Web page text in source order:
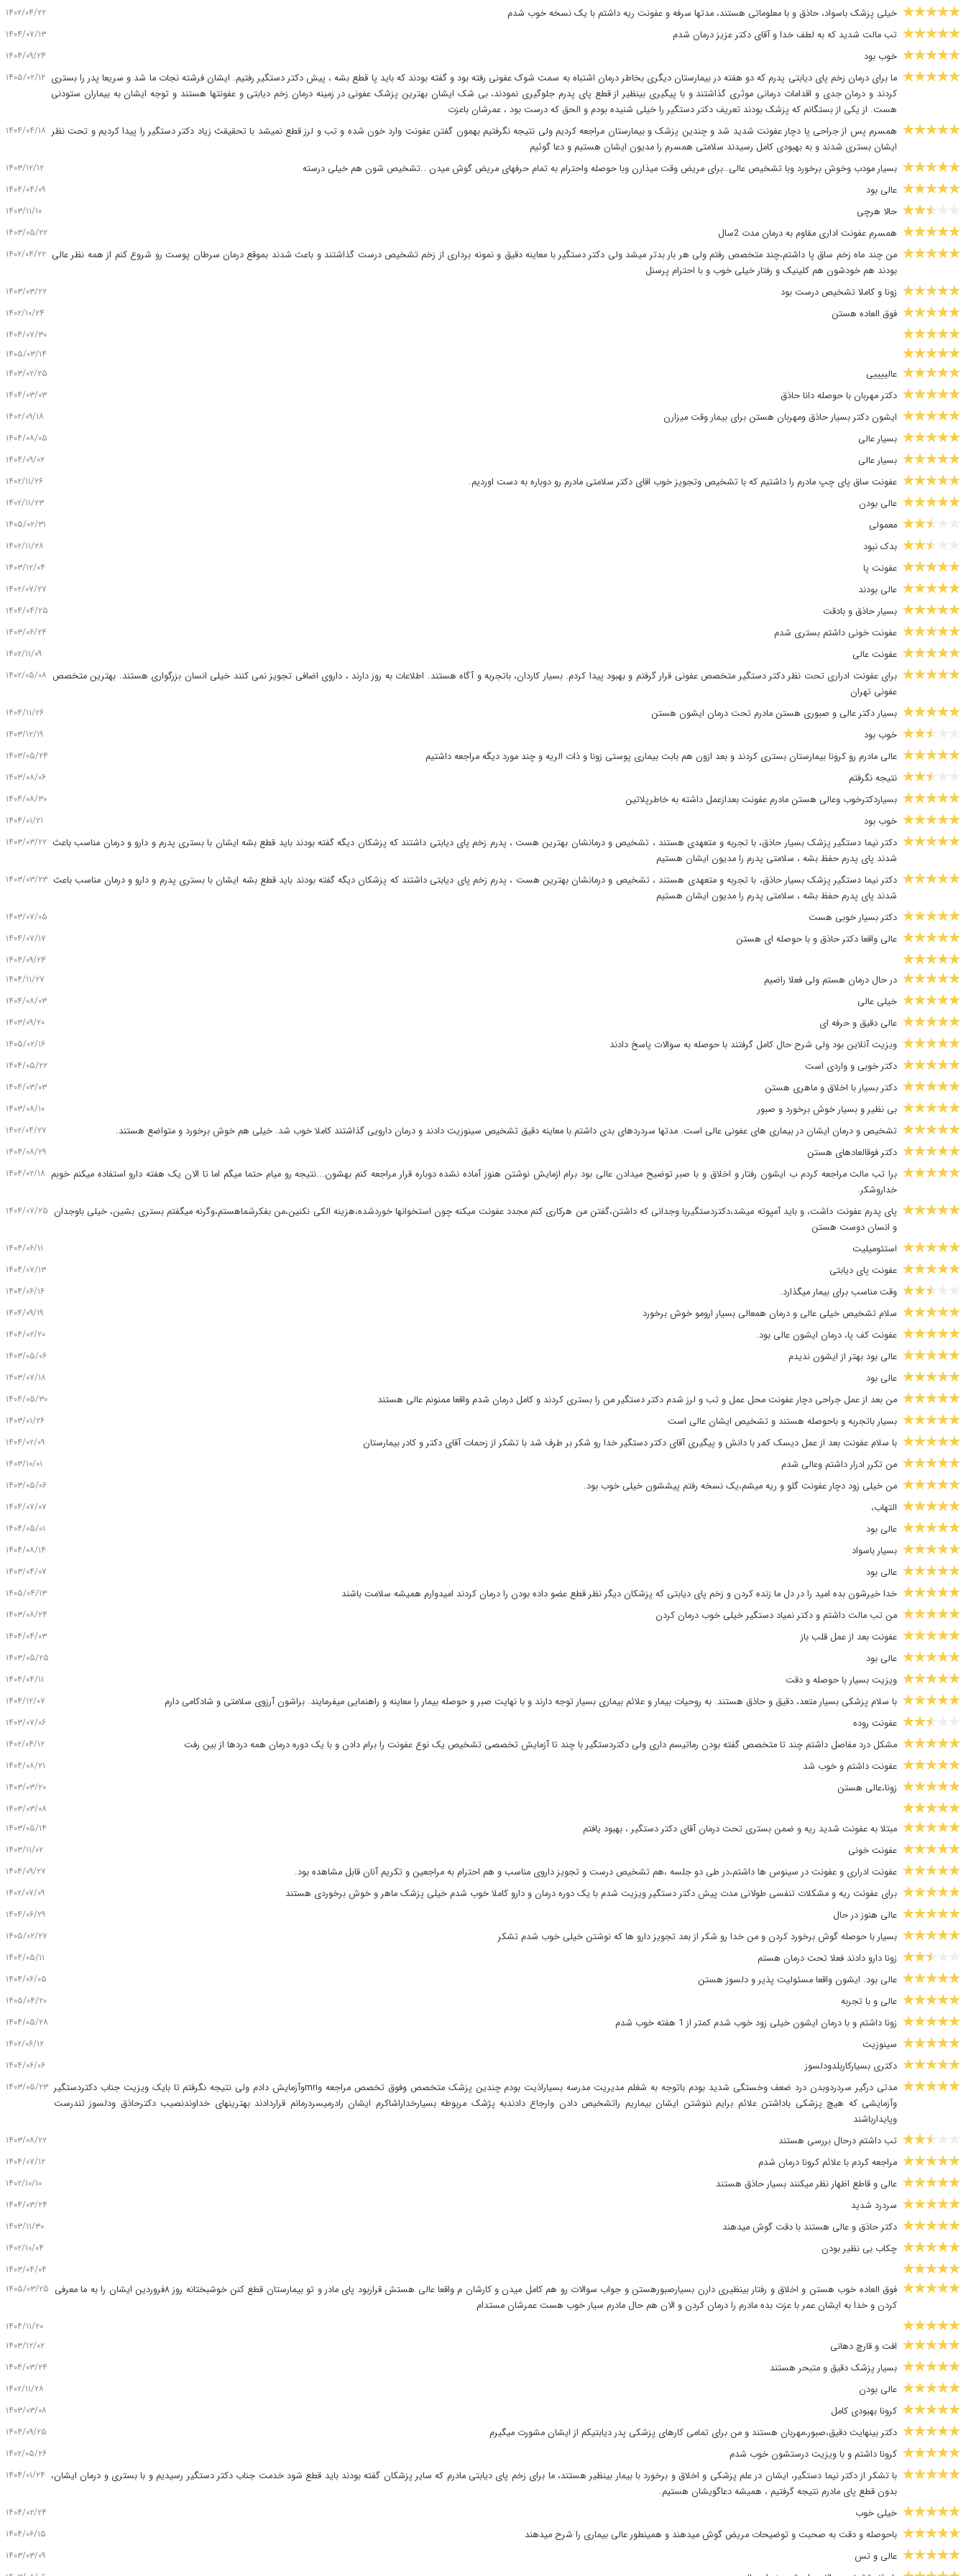
خیلی پزشک باسواد، حاذق و با معلوماتی هستند، مدتها سرفه و عفونت ریه داشتم با یک نسخه خوب شدم ۱۴۰۲/۰۴/۲۲
تب مالت شدید که به لطف خدا و آقای دکتر عزیز درمان شدم ۱۴۰۴/۰۷/۱۳
خوب بود ۱۴۰۴/۰۹/۲۴
ما برای درمان زخم پای دیابتی پدرم که دو هفته در بیمارستان دیگری بخاطر درمان اشتباه به سمت شوک عفونی رفته بود و گفته بودند که باید پا قطع بشه ، پیش دکتر دستگیر رفتیم. ایشان فرشته نجات ما شد و سریعا پدر را بستری
کردند و درمان جدی و اقدامات درمانی موثری گذاشتند و با پیگیری بینظیر از قطع پای پدرم جلوگیری نمودند، بی شک ایشان بهترین پزشک عفونی در زمینه درمان زخم دیابتی و عفونتها هستند و توجه ایشان به بیماران ستودنی
هست. از یکی از بستگانم که پزشک بودند تعریف دکتر دستگیر را خیلی شنیده بودم و الحق که درست بود ، عمرشان باعزت
۱۴۰۵/۰۲/۱۲
همسرم پس از جراحی پا دچار عفونت شدید شد و چندین پزشک و بیمارستان مراجعه کردیم ولی نتیجه نگرفتیم بهمون گفتن عفونت وارد خون شده و تب و لرز قطع نمیشد با تحقیقث زیاد دکتر دستگیر را پیدا کردیم و تحت نظر
ایشان بستری شدند و به بهبودی کامل رسیدند سلامتی همسرم را مدیون ایشان هستیم و دعا گوئیم
۱۴۰۴/۰۴/۱۸
بسیار مودب وخوش برخورد وبا تشخیص عالی..برای مریض وقت میذارن وبا حوصله واحترام به تمام حرفهای مریض گوش میدن ..تشخیص شون هم خیلی درسته ۱۴۰۳/۱۲/۱۲
عالی بود ۱۴۰۴/۰۴/۰۹
حالا هرچی ۱۴۰۳/۱۱/۱۰
همسرم عفونت اداری مقاوم به درمان مدت 2سال ۱۴۰۳/۰۵/۲۲
من چند ماه زخم ساق پا داشتم،چند متخصص رفتم ولی هر بار بدتر میشد ولی دکتر دستگیر با معاینه دقیق و نمونه برداری از زخم تشخیص درست گذاشتند و باعث شدند بموقع درمان سرطان پوست رو شروع کنم از همه نظر عالی
بودند هم خودشون هم کلینیک و رفتار خیلی خوب و با احترام پرسنل
۱۴۰۲/۰۴/۲۲
زونا و کاملا تشخیص درست بود ۱۴۰۳/۰۳/۲۲
فوق العاده هستن
۱۴۰۲/۱۰/۲۴
۱۴۰۴/۰۷/۳۰
۱۴۰۵/۰۳/۱۴
عالییییی ۱۴۰۳/۰۲/۲۵
دکتر مهربان با حوصله دانا حاذق ۱۴۰۴/۰۳/۰۳
ایشون دکتر بسیار حاذق ومهربان هستن برای بیمار وقت میزارن ۱۴۰۲/۰۹/۱۸
بسیار عالی ۱۴۰۴/۰۸/۰۵
بسیار عالی ۱۴۰۴/۰۹/۰۲
عفونت ساق پای چپ مادرم را داشتیم که با تشخیص وتجویز خوب اقای دکتر سلامتی مادرم رو دوباره به دست اوردیم. ۱۴۰۲/۱۱/۲۶
عالی بودن ۱۴۰۲/۱۱/۲۳
معمولی ۱۴۰۵/۰۲/۳۱
بدک نبود ۱۴۰۲/۱۱/۲۸
عفونت پا ۱۴۰۳/۱۲/۰۴
عالی بودند ۱۴۰۲/۰۷/۲۷
بسیار حاذق و بادقت ۱۴۰۴/۰۴/۲۵
عفونت خونی داشتم بستری شدم ۱۴۰۳/۰۶/۲۴
عفونت عالی ۱۴۰۲/۱۱/۰۹
برای عفونت ادراری تحت نظر دکتر دستگیر متخصص عفونی قرار گرفتم و بهبود پیدا کردم. بسیار کاردان، باتجربه و آگاه هستند. اطلاعات به روز دارند ، داروی اضافی تجویز نمی کنند خیلی انسان بزرگواری هستند. بهترین متخصص
عفونی تهران
۱۴۰۲/۰۵/۰۸
بسیار دکتر عالی و صبوری هستن مادرم تحت درمان ایشون هستن ۱۴۰۴/۱۱/۲۶
خوب بود ۱۴۰۳/۱۲/۱۹
عالی مادرم رو کرونا بیمارستان بستری کردند و بعد ازون هم بابت بیماری پوستی زونا و ذات الریه و چند مورد دیگه مراجعه داشتیم ۱۴۰۳/۰۵/۲۴
نتیجه نگرفتم ۱۴۰۳/۰۸/۰۶
بسیاردکترخوب وعالی هستن مادرم عفونت بعدازعمل داشته به خاطرپلاتین ۱۴۰۴/۰۸/۳۰
خوب بود ۱۴۰۴/۰۱/۲۱
دکتر نیما دستگیر پزشک بسیار حاذق، با تجربه و متعهدی هستند ، تشخیص و درمانشان بهترین هست ، پدرم زخم پای دیابتی داشتند که پزشکان دیگه گفته بودند باید قطع بشه ایشان با بستری پدرم و دارو و درمان مناسب باعث
شدند پای پدرم حفظ بشه ، سلامتی پدرم را مدیون ایشان هستیم
۱۴۰۳/۰۳/۲۲
دکتر نیما دستگیر پزشک بسیار حاذق، با تجربه و متعهدی هستند ، تشخیص و درمانشان بهترین هست ، پدرم زخم پای دیابتی داشتند که پزشکان دیگه گفته بودند باید قطع بشه ایشان با بستری پدرم و دارو و درمان مناسب باعث
شدند پای پدرم حفظ بشه ، سلامتی پدرم را مدیون ایشان هستیم
۱۴۰۳/۰۳/۲۳
دکتر بسیار خوبی هست ۱۴۰۳/۰۷/۰۵
عالی واقعا دکتر حاذق و با حوصله ای هستن
۱۴۰۴/۰۷/۱۷
۱۴۰۴/۰۹/۲۴
در حال درمان هستم ولی فعلا راضیم ۱۴۰۴/۱۱/۲۷
خیلی عالی ۱۴۰۴/۰۸/۰۳
عالی دقیق و حرفه ای ۱۴۰۳/۰۹/۲۰
ویزیت آنلاین بود ولی شرح حال کامل گرفتند با حوصله به سوالات پاسخ دادند ۱۴۰۵/۰۲/۱۶
دکتر خوبی و واردی است ۱۴۰۴/۰۵/۲۲
دکتر بسیار با اخلاق و ماهری هستن ۱۴۰۴/۰۳/۰۳
بی نظیر و بسیار خوش برخورد و صبور ۱۴۰۳/۰۸/۱۰
تشخیص و درمان ایشان در بیماری های عفونی عالی است. مدتها سردردهای بدی داشتم.با معاینه دقیق تشخیص سینوزیت دادند و درمان دارویی گذاشتند کاملا خوب شد. خیلی هم خوش برخورد و متواضع هستند. ۱۴۰۲/۰۴/۲۷
دکتر فوقالعادهای هستن ۱۴۰۴/۰۸/۲۹
برا تب مالت مراجعه کردم ب ایشون رفتار و اخلاق و با صبر توضیح میدادن عالی بود برام ازمایش نوشتن هنوز آماده نشده دوباره قرار مراجعه کنم بهشون...نتیجه رو میام حتما میگم اما تا الان یک هفته دارو استفاده میکنم خوبم
خداروشکر.
۱۴۰۴/۰۲/۱۸
پای پدرم عفونت داشت، و باید آمپوته میشد،دکتردستگیربا وجدانی که داشتن،گفتن من هرکاری کنم مجدد عفونت میکنه چون استخوانها خوردشده،هزینه الکی نکنین،من بفکرشماهستم،وگرنه میگفتم بستری بشین، خیلی باوجدان
و انسان دوست هستن
۱۴۰۴/۰۷/۲۵
استئومیلیت ۱۴۰۴/۰۶/۱۱
عفونت پای دیابتی ۱۴۰۴/۰۷/۱۳
وقت مناسب برای بیمار میگذارد. ۱۴۰۴/۰۶/۱۶
سلام تشخیص خیلی عالی و درمان همعالی بسیار ارومو خوش برخورد ۱۴۰۴/۰۹/۱۹
عفونت کف پا، درمان ایشون عالی بود. ۱۴۰۴/۰۲/۲۰
عالی بود بهتر از ایشون ندیدم ۱۴۰۳/۰۵/۰۶
عالی بود ۱۴۰۳/۰۷/۱۸
من بعد از عمل جراحی دچار عفونت محل عمل و تب و لرز شدم دکتر دستگیر من را بستری کردند و کامل درمان شدم واقعا ممنونم عالی هستند ۱۴۰۴/۰۵/۳۰
بسیار باتجربه و باحوصله هستند و تشخیص ایشان عالی است ۱۴۰۳/۰۱/۲۶
با سلام عفونت بعد از عمل دیسک کمر با دانش و پیگیری آقای دکتر دستگیر خدا رو شکر بر طرف شد با تشکر از زحمات آقای دکتر و کادر بیمارستان ۱۴۰۴/۰۲/۰۹
من تکرر ادرار داشتم وعالی شدم ۱۴۰۳/۱۰/۰۱
من خیلی زود دچار عفونت گلو و ریه میشم،یک نسخه رفتم پیششون خیلی خوب بود. ۱۴۰۳/۰۵/۰۶
التهاب، ۱۴۰۴/۰۷/۰۷
عالی بود ۱۴۰۴/۰۵/۰۱
بسیار باسواد ۱۴۰۴/۰۸/۱۴
عالی بود ۱۴۰۳/۰۴/۰۷
خدا خیرشون بده امید را در دل ما زنده کردن و زخم پای دیابتی که پزشکان دیگر نظر قطع عضو داده بودن را درمان کردند امیدوارم همیشه سلامت باشند ۱۴۰۵/۰۴/۱۳
من تب مالت داشتم و دکتر نمیاد دستگیر خیلی خوب درمان کردن ۱۴۰۳/۰۸/۲۴
عفونت بعد از عمل قلب باز ۱۴۰۴/۰۴/۰۳
عالی بود ۱۴۰۳/۰۵/۲۵
ویزیت بسیار با حوصله و دقت ۱۴۰۴/۰۴/۱۱
با سلام پزشکی بسیار متعد، دقیق و حاذق هستند. به روحیات بیمار و علائم بیماری بسیار توجه دارند و با نهایت صبر و حوصله بیمار را معاینه و راهنمایی میفرمایند. براشون آرزوی سلامتی و شادکامی دارم ۱۴۰۴/۱۲/۰۷
عفونت روده ۱۴۰۳/۰۷/۰۶
مشکل درد مفاصل داشتم چند تا متخصص گفته بودن رماتیسم داری ولی دکتردستگیر با چند تا آزمایش تخصصی تشخیص یک نوع عفونت را برام دادن و با یک دوره درمان همه دردها از بین رفت ۱۴۰۲/۰۴/۱۲
عفونت داشتم و خوب شد ۱۴۰۴/۰۸/۲۱
زونا،عالی هستن
۱۴۰۳/۰۳/۲۰
۱۴۰۳/۰۳/۰۸
مبتلا به عفونت شدید ریه و ضمن بستری تحت درمان آقای دکتر دستگیر ، بهبود یافتم ۱۴۰۳/۰۵/۱۴
عفونت خونی ۱۴۰۳/۱۱/۰۲
عفونت ادراری و عفونت در سینوس ها داشتم،در طی دو جلسه ،هم تشخیص درست و تجویز داروی مناسب و هم احترام به مراجعین و تکریم آنان قابل مشاهده بود. ۱۴۰۴/۰۹/۲۷
برای عفونت ریه و مشکلات تنفسی طولانی مدت پیش دکتر دستگیر ویزیت شدم با یک دوره درمان و دارو کاملا خوب شدم خیلی پزشک ماهر و خوش برخوردی هستند ۱۴۰۲/۰۷/۰۹
عالی هنوز در حال ۱۴۰۴/۰۶/۲۹
بسیار با حوصله گوش برخورد کردن و من خدا رو شکر از بعد تجویز دارو ها که نوشتن خیلی خوب شدم تشکر ۱۴۰۵/۰۲/۲۷
زونا دارو دادند فعلا تحت درمان هستم ۱۴۰۴/۰۵/۱۱
عالی بود. ایشون واقعا مسئولیت پذیر و دلسوز هستن ۱۴۰۴/۰۶/۰۵
عالی و با تجربه ۱۴۰۵/۰۴/۲۰
زونا داشتم و با درمان ایشون خیلی زود خوب شدم کمتر از 1 هفته خوب شدم ۱۴۰۴/۰۵/۲۸
سینوزیت ۱۴۰۲/۰۶/۱۲
دکتری بسیارکاربلدودلسوز ۱۴۰۴/۰۶/۰۶
مدتی درگیر سردردوبدن درد ضعف وخستگی شدید بودم باتوجه به شغلم مدیریت مدرسه بسیاراذیت بودم چندین پزشک متخصص وفوق تخصص مراجعه وmriوآزمایش دادم ولی نتیجه نگرفتم تا بایک ویزیت جناب دکتردستگیر
وآزمایشی که هیچ پزشکی باداشتن علائم برایم ننوشتن ایشان بیماریم راتشخیص دادن وارجاع دادندبه پژشک مربوطه بسیارخداراشاکرم ایشان رادرمیسردرمانم قراردادند بهترینهای خداوندنصیب دکترحاذق ودلسوز تندرست
وپایدارباشند
۱۴۰۳/۰۵/۲۳
تب داشتم درحال بررسی هستند ۱۴۰۳/۰۸/۲۲
مراجعه کردم با علائم کرونا درمان شدم ۱۴۰۴/۰۷/۱۲
عالی و قاطع اظهار نظر میکنند بسیار حاذق هستند ۱۴۰۲/۱۰/۱۰
سردرد شدید ۱۴۰۴/۰۳/۲۴
دکتر حاذق و عالی هستند با دقت گوش میدهند ۱۴۰۳/۱۱/۳۰
چکاب بی نظیر بودن
۱۴۰۲/۱۰/۰۴
۱۴۰۳/۰۴/۰۴
فوق العاده خوب هستن و اخلاق و رفتار بینظیری دارن بسیارصبورهستن و جواب سوالات رو هم کامل میدن و کارشان م واقعا عالی هستش قراربود پای مادر و تو بیمارستان قطع کنن خوشبختانه روز ۸فروردین ایشان را به ما معرفی
کردن و خدا به ایشان عمر با عزت بده مادرم را درمان کردن و الان هم حال مادرم سیار خوب هست عمرشان مستدام
۱۴۰۵/۰۳/۲۵
۱۴۰۴/۱۱/۲۰
افت و قارچ دهانی ۱۴۰۳/۱۲/۰۲
بسیار پزشک دقیق و متبحر هستند ۱۴۰۴/۰۳/۲۴
عالی بودن ۱۴۰۲/۱۱/۲۸
کرونا بهبودی کامل ۱۴۰۳/۰۳/۰۸
دکتر بینهایت دقیق،صبور،مهربان هستند و من برای تمامی کارهای پزشکی پدر دیابتیکم از ایشان مشورت میگیرم ۱۴۰۴/۰۹/۲۵
کرونا داشتم و با ویزیت درستشون خوب شدم ۱۴۰۲/۰۵/۲۶
با تشکر از دکتر نیما دستگیر، ایشان در علم پزشکی و اخلاق و برخورد با بیمار بینظیر هستند، ما برای زخم پای دیابتی مادرم که سایر پزشکان گفته بودند باید قطع شود خدمت جناب دکتر دستگیر رسیدیم و با بستری و درمان ایشان،
بدون قطع پای مادرم نتیجه گرفتیم ، همیشه دعاگویشان هستیم.
۱۴۰۴/۰۱/۲۴
خیلی خوب ۱۴۰۴/۰۲/۲۴
باحوصله و دقت به صحبت و توضیحات مریض گوش میدهند و همینطور عالی بیماری را شرح میدهند ۱۴۰۴/۰۶/۱۵
عالی و تس ۱۴۰۳/۰۳/۰۹